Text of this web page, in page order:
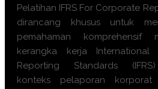
Pelatihan IFRS For Corporate
dirancang khusus untuk
pemahaman komprehensif
kerangka kerja International
Reporting Standards
konteks pelaporan korporat